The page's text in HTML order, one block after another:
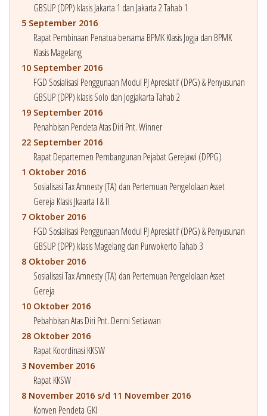
GBSUP (DPP) klasis Jakarta 1 dan Jakarta 2 Tahab 1
5 September 2016
Rapat Pembinaan Penatua bersama BPMK Klasis Jogja dan BPMK
Klasis Magelang
10 September 2016
FGD Sosialisasi Penggunaan Modul PJ Apresiatif (DPG) & Penyusunan
GBSUP (DPP) klasis Solo dan Jogjakarta Tahab 2
19 September 2016
Penahbisan Pendeta Atas Diri Pnt. Winner
22 September 2016
Rapat Departemen Pembangunan Pejabat Gerejawi (DPPG)
1 Oktober 2016
Sosialisasi Tax Amnesty (TA) dan Pertemuan Pengelolaan Asset
Gereja Klasis Jkaarta I & II
7 Oktober 2016
FGD Sosialisasi Penggunaan Modul PJ Apresiatif (DPG) & Penyusunan
GBSUP (DPP) klasis Magelang dan Purwokerto Tahab 3
8 Oktober 2016
Sosialisasi Tax Amnesty (TA) dan Pertemuan Pengelolaan Asset
Gereja
10 Oktober 2016
Pebahbisan Atas Diri Pnt. Denni Setiawan
28 Oktober 2016
Rapat Koordinasi KKSW
3 November 2016
Rapat KKSW
8 November 2016 s/d 11 November 2016
Konven Pendeta GKI